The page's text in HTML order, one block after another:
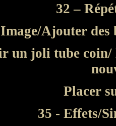
32 –
Ajouter
un joli tube
Placer
35 - Effets/